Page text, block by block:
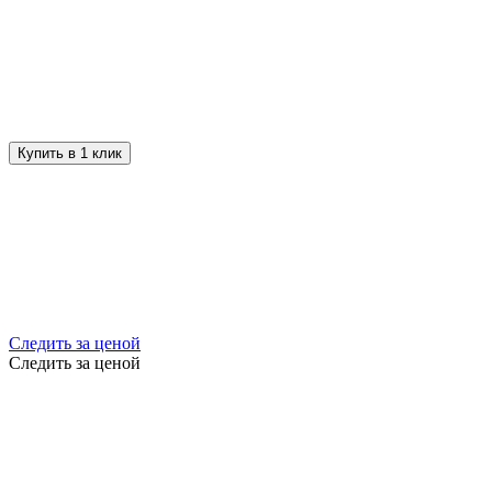
Купить в 1 клик
Следить за ценой
Следить за ценой